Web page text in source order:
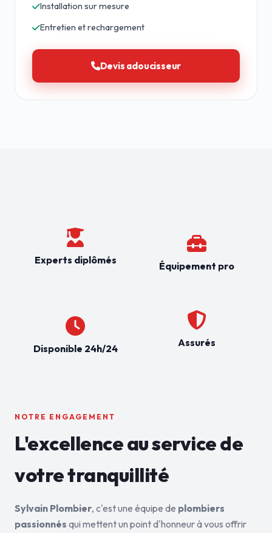
Installation sur mesure
Entretien et rechargement
Devis adoucisseur
Experts diplômés
Disponible 24h/24
Équipement pro
Assurés
NOTRE ENGAGEMENT
L'excellence au service de
votre tranquillité
Sylvain Plombier, c'est une équipe de plombiers
passionnés qui mettent un point d'honneur à vous offrir